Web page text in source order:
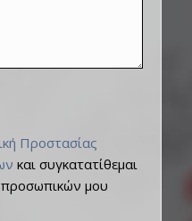
Προστασίας
και συγκατατίθεμαι
μου